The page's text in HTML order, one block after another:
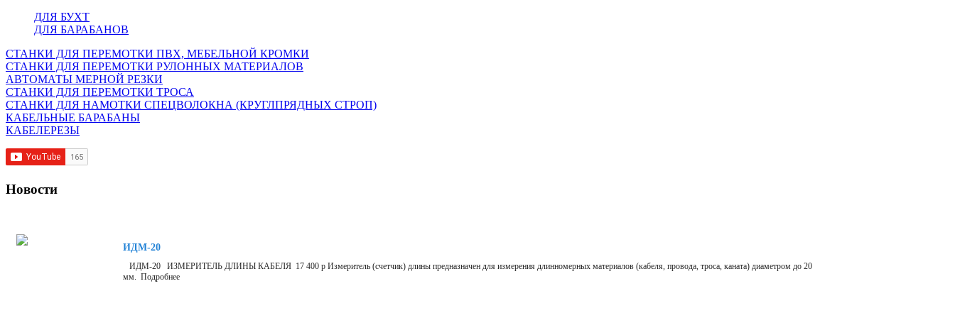
ДЛЯ БУХТ
ДЛЯ БАРАБАНОВ
СТАНКИ ДЛЯ ПЕРЕМОТКИ ПВХ, МЕБЕЛЬНОЙ КРОМКИ
СТАНКИ ДЛЯ ПЕРЕМОТКИ РУЛОННЫХ МАТЕРИАЛОВ
АВТОМАТЫ МЕРНОЙ РЕЗКИ
СТАНКИ ДЛЯ ПЕРЕМОТКИ ТРОСА
СТАНКИ ДЛЯ НАМОТКИ СПЕЦВОЛОКНА (КРУГЛПРЯДНЫХ СТРОП)
КАБЕЛЬНЫЕ БАРАБАНЫ
КАБЕЛЕРЕЗЫ
Новости
ИДМ-20
ИДМ-20 ИЗМЕРИТЕЛЬ ДЛИНЫ КАБЕЛЯ 17 400 р Измеритель (счетчик) длины предназначен для измерения длинномерных материалов (кабеля, провода, троса, каната) диаметром до 20
мм. Подробнее